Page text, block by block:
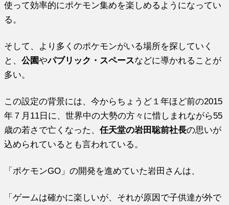
使って効率的にポケモン集めを楽しめるようになってい
る。
そして、より多くのポケモンがいる場所を探していく
と、公園やパブリック・スペースなどに導かれることが
多い。
この設定の背景には、今からちょうど１年ほど前の2015
年７月11日に、世界中の大勢の方々に惜しまれながら55
歳の若さで亡くなった、任天堂の岩田聡前社長の思いが
込められているとも言われている。
「ポケモンGO」の開発を進めていた岩田さんは、
「ゲームは確かに楽しいが、それが原因で子供達が外で